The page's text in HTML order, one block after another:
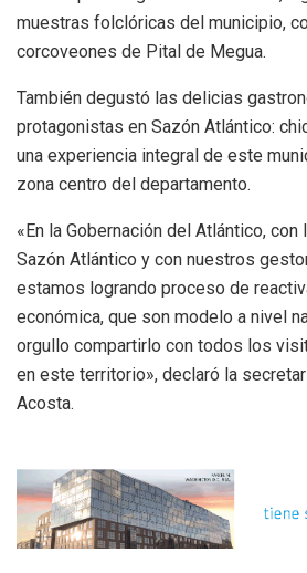
muestras folclóricas del municipio,
corcoveones de Pital de Megua.
También degustó las delicias
protagonistas en Sazón Atlántico:
una experiencia integral de este
zona centro del departamento.
«En la Gobernación del Atlántico, con
Sazón Atlántico y con nuestros
estamos logrando proceso de
económica, que son modelo a nivel
orgullo compartirlo con todos los
en este territorio», declaró la
Acosta.